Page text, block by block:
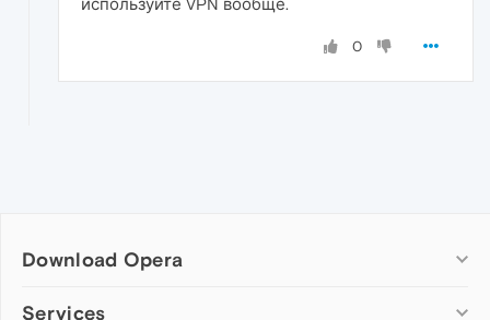
используйте VPN вообще.
0
Download Opera
Computer browsers
Services